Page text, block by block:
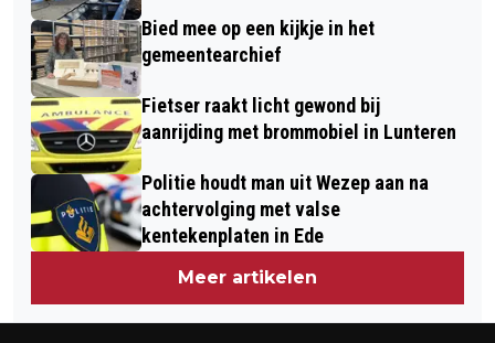
Bied mee op een kijkje in het
gemeentearchief
Fietser raakt licht gewond bij
aanrijding met brommobiel in Lunteren
Politie houdt man uit Wezep aan na
achtervolging met valse
kentekenplaten in Ede
Meer artikelen